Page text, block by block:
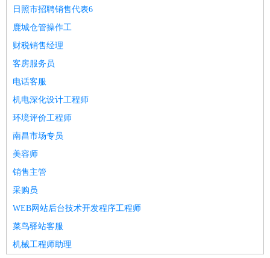
日照市招聘销售代表6
鹿城仓管操作工
财税销售经理
客房服务员
电话客服
机电深化设计工程师
环境评价工程师
南昌市场专员
美容师
销售主管
采购员
WEB网站后台技术开发程序工程师
菜鸟驿站客服
机械工程师助理